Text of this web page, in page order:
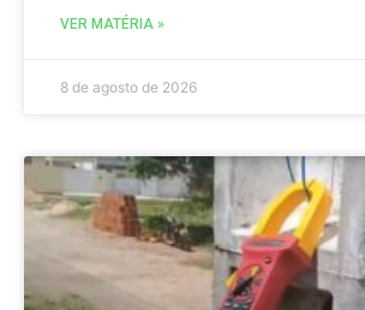
VER MATÉRIA »
8 de agosto de 2026